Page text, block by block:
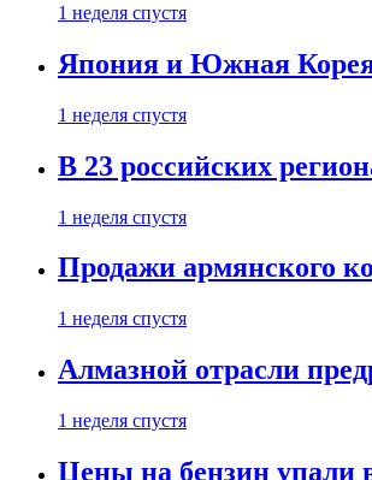
1 неделя спустя
Япония и Южная
1 неделя спустя
В 23 российских
1 неделя спустя
Продажи армянского
1 неделя спустя
Алмазной отрасли
1 неделя спустя
Цены на бензин упали